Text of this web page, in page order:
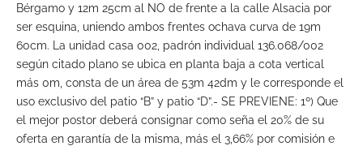
Bérgamo y 12m 25cm al NO de frente a la calle Alsacia por
ser esquina, uniendo ambos frentes ochava curva de 19m
60cm. La unidad casa 002, padrón individual 136.068/002
según citado plano se ubica en planta baja a cota vertical
más 0m, consta de un área de 53m 42dm y le corresponde el
uso exclusivo del patio “B” y patio “D”.- SE PREVIENE: 1º) Que
el mejor postor deberá consignar como seña el 20% de su
oferta en garantía de la misma, más el 3,66% por comisión e